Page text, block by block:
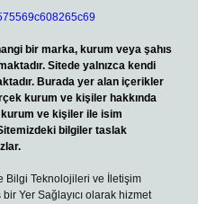
bir marka, kurum veya şahıs
Sitede yalnızca kendi
Burada yer alan içerikler
kurum ve kişiler hakkında
kurum ve kişiler ile isim
bilgiler taslak
Bilgi Teknolojileri ve İletişim
Yer Sağlayıcı olarak hizmet